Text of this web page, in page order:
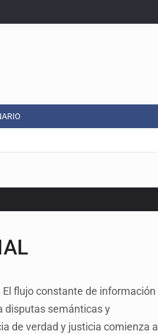
simple
flujo constante de información
disputas semánticas y
de verdad y justicia comienza a